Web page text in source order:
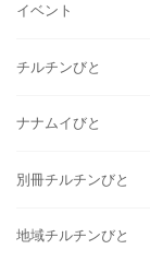
イベント
チルチンびと
ナナムイびと
別冊チルチンびと
地域チルチンびと